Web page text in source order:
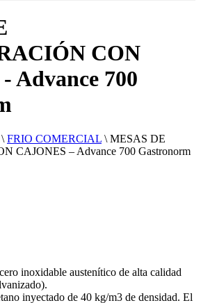
CON
Advance 700
\ FRIO COMERCIAL \ MESAS DE
CAJONES – Advance 700 Gastronorm
inoxidable austenítico de alta calidad
inyectado de 40 kg/m3 de densidad. El